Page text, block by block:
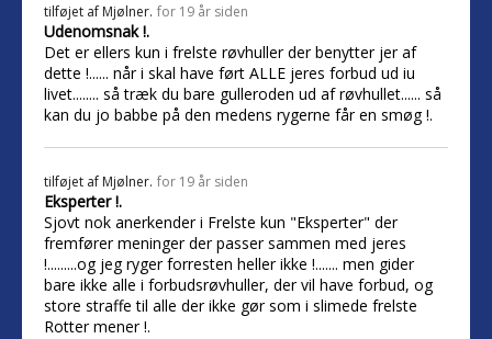
tilføjet af Mjølner. for 19 år siden
Udenomsnak !.
Det er ellers kun i frelste røvhuller der benytter jer af
dette !...... når i skal have ført ALLE jeres forbud ud iu
livet........ så træk du bare gulleroden ud af røvhullet...... så
kan du jo babbe på den medens rygerne får en smøg !.
tilføjet af Mjølner. for 19 år siden
Eksperter !.
Sjovt nok anerkender i Frelste kun "Eksperter" der
fremfører meninger der passer sammen med jeres
!.........og jeg ryger forresten heller ikke !....... men gider
bare ikke alle i forbudsrøvhuller, der vil have forbud, og
store straffe til alle der ikke gør som i slimede frelste
Rotter mener !.